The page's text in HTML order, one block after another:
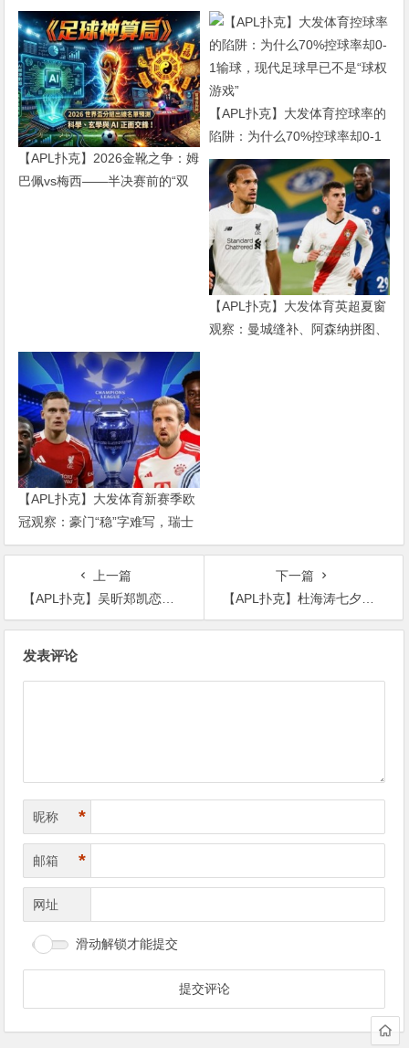
【APL扑克】2026金靴之争：姆
巴佩vs梅西——半决赛前的“双
【APL扑克】大发体育控球率的
陷阱：为什么70%控球率却0-1
输球，现代足球早已不是“球权
游戏”
【APL扑克】大发体育英超夏窗
观察：曼城缝补、阿森纳拼图、
【APL扑克】大发体育新赛季欧
冠观察：豪门“稳”字难写，瑞士
轮赛制让每一场都变成生死
上一篇
【APL扑克】吴昕郑凯恋情曝光, 连续2天热搜为何当事人一点回应都没有
下一篇
【APL扑克】杜海涛七夕成功求婚沈梦晨？ 双方工作人员均回复让人疑惑！
发表评论
昵称 *
邮箱 *
网址
滑动解锁才能提交